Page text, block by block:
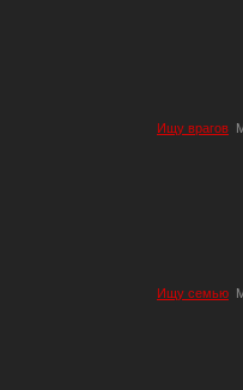
Ищу врагов
Ищу семью